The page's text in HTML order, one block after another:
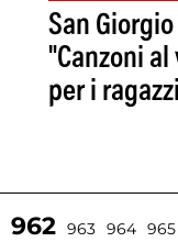
San
"Canzoni
per i
962 963 964 965